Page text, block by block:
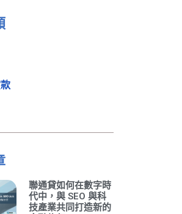
聯通貸如何在數字時
代中，與 SEO 與科
技產業共同打造新的